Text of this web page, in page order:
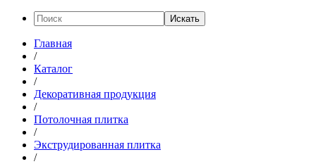
Искать
Главная
/
Каталог
/
Декоративная продукция
/
Потолочная плитка
/
Экструдированная плитка
/